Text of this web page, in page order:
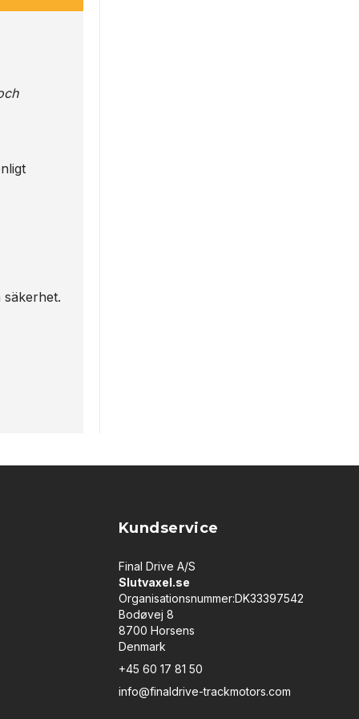
Kundservice
Final Drive A/S
Slutvaxel.se
Organisationsnummer:DK33397542
Bodøvej 8
8700 Horsens
Denmark
+45 60 17 81 50
info@finaldrive-trackmotors.com